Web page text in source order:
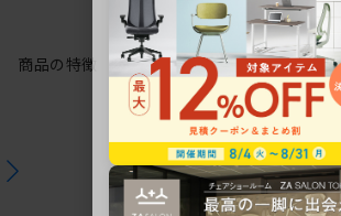
商品の特徴